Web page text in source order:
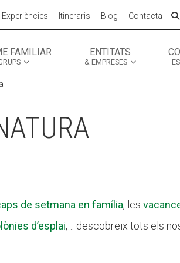
Experiències Itineraris Blog Contacta
FAMILIAR ENTITATS
& EMPRESES
de setmana en família, les
d’esplai,… descobreix tots els
CENTRE ESPLAI
ESPLAIS
CENTRE ESPLAI
ESPLAIS